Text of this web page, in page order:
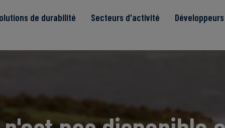
de durabilité Secteurs d'activité
Read more
Read more